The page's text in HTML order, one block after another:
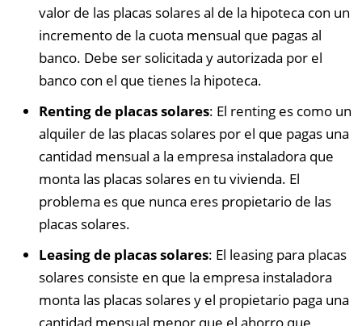
valor de las placas solares al de la hipoteca con un
incremento de la cuota mensual que pagas al
banco. Debe ser solicitada y autorizada por el
banco con el que tienes la hipoteca.
Renting de placas solares: El renting es como un
alquiler de las placas solares por el que pagas una
cantidad mensual a la empresa instaladora que
monta las placas solares en tu vivienda. El
problema es que nunca eres propietario de las
placas solares.
Leasing de placas solares: El leasing para placas
solares consiste en que la empresa instaladora
monta las placas solares y el propietario paga una
cantidad mensual menor que el ahorro que